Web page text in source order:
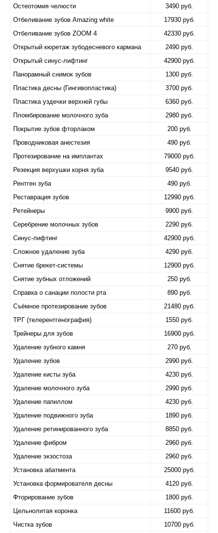
Остеотомия челюсти
3490 руб.
Отбеливание зубов Amazing white
17930 руб.
Отбеливание зубов ZOOM 4
42330 руб.
Открытый кюретаж зубодесневого кармана
2490 руб.
Открытый синус-лифтинг
42900 руб.
Панорамный снимок зубов
1300 руб.
Пластика десны (Гингивопластика)
3700 руб.
Пластика уздечки верхней губы
6360 руб.
Пломбирование молочного зуба
2980 руб.
Покрытие зубов фторлаком
200 руб.
Проводниковая анестезия
490 руб.
Протезирование на имплантах
79000 руб.
Резекция верхушки корня зуба
9540 руб.
Рентген зуба
490 руб.
Реставрация зубов
12990 руб.
Ретейнеры
9900 руб.
Серебрение молочных зубов
2290 руб.
Синус-лифтинг
42900 руб.
Сложное удаление зуба
4290 руб.
Снятие брекет-системы
12900 руб.
Снятие зубных отложений
250 руб.
Справка о санации полости рта
890 руб.
Съёмное протезирование зубов
21480 руб.
ТРГ (телерентгенография)
1550 руб.
Трейнеры для зубов
16900 руб.
Удаление зубного камня
270 руб.
Удаление зубов
2990 руб.
Удаление кисты зуба
4230 руб.
Удаление молочного зуба
2990 руб.
Удаление папиллом
4230 руб.
Удаление подвижного зуба
1890 руб.
Удаление ретинированного зуба
8850 руб.
Удаление фибром
2960 руб.
Удаление экзостоза
2960 руб.
Установка абатмента
25000 руб.
Установка формирователя десны
4120 руб.
Фторирование зубов
1800 руб.
Цельнолитая коронка
11600 руб.
Чистка зубов
10700 руб.